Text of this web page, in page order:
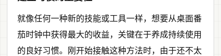
就像任何一种新的技能或工具一样，想要从桌面番
茄时钟中获得最大的收益，关键在于养成持续使用
的良好习惯。刚开始接触这种方法时，由于还不太